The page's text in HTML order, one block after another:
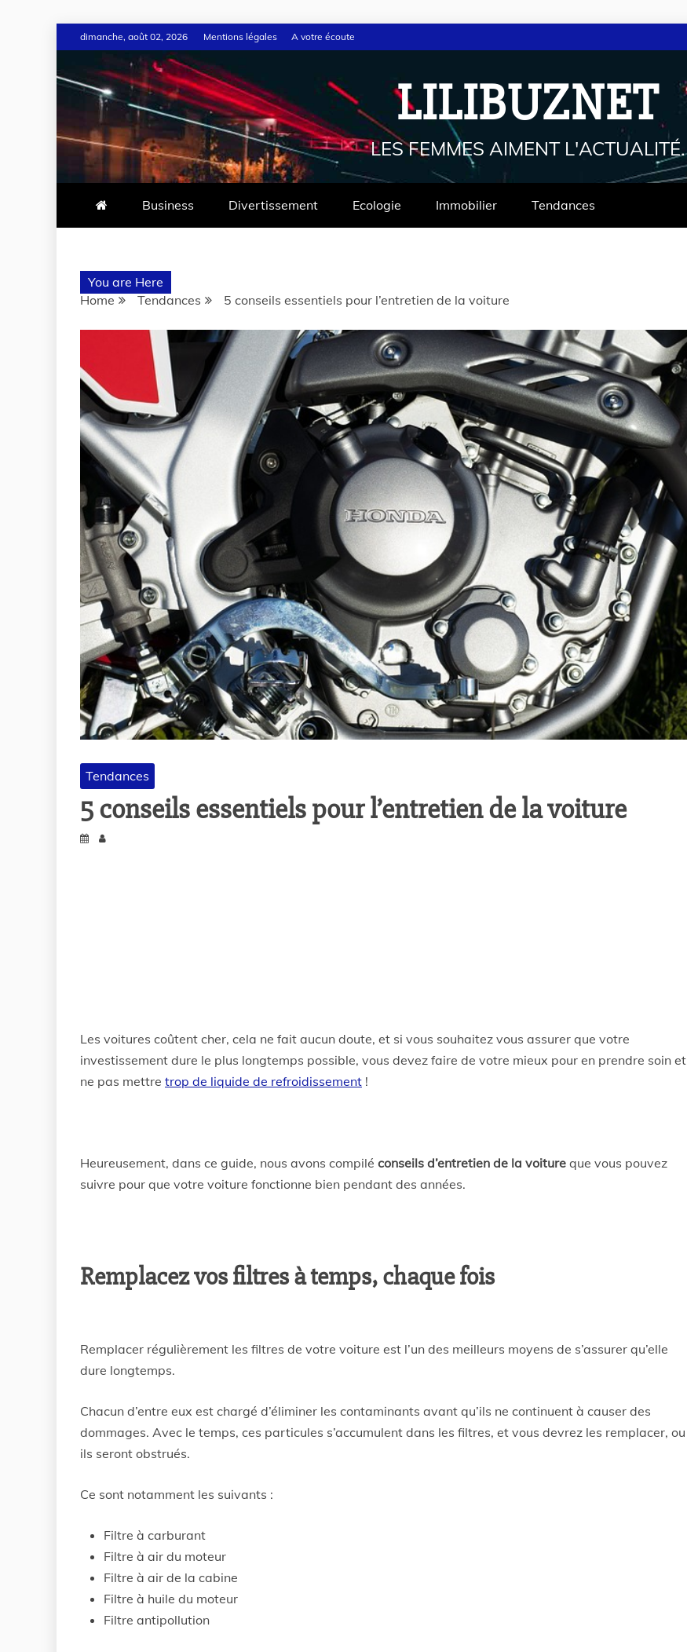
dimanche, août 02, 2026 Mentions légales A votre écoute
LILIBUZNET
LES FEMMES AIMENT L'ACTUALITÉ.
Business Divertissement Ecologie Immobilier Tendances
You are Here
Home
Tendances 5 conseils essentiels pour l’entretien de la voiture
Tendances
5 conseils essentiels pour l’entretien de la voiture
Les voitures coûtent cher, cela ne fait aucun doute, et si vous souhaitez vous assurer que votre
investissement dure le plus longtemps possible, vous devez faire de votre mieux pour en prendre soin et
ne pas mettre trop de liquide de refroidissement !
Heureusement, dans ce guide, nous avons compilé conseils d’entretien de la voiture que vous pouvez
suivre pour que votre voiture fonctionne bien pendant des années.
Remplacez vos filtres à temps, chaque fois
Remplacer régulièrement les filtres de votre voiture est l’un des meilleurs moyens de s’assurer qu’elle
dure longtemps.
Chacun d’entre eux est chargé d’éliminer les contaminants avant qu’ils ne continuent à causer des
dommages. Avec le temps, ces particules s’accumulent dans les filtres, et vous devrez les remplacer, ou
ils seront obstrués.
Ce sont notamment les suivants :
Filtre à carburant
Filtre à air du moteur
Filtre à air de la cabine
Filtre à huile du moteur
Filtre antipollution